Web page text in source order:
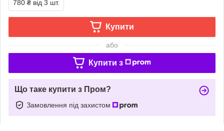
780 ₴ від 3 шт.
Купити
або
Купити з
Що таке купити з Пром?
Замовлення під захистом